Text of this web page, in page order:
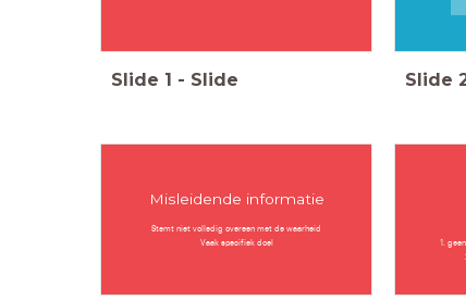
Slide 1 - Slide Slide
Misleidende informatie
Stemt niet volledig overeen met de waarheid
Vaak specifiek doel
1.